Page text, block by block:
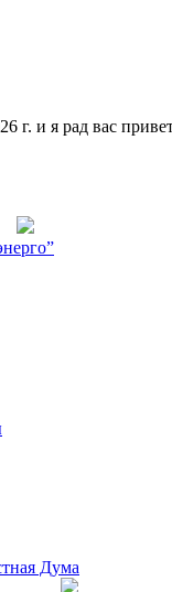
г. и я рад вас
Дума